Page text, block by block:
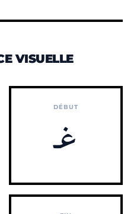
VISUELLE
DÉBUT
غـ